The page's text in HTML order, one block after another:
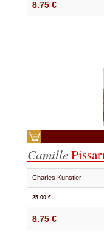
8.75 €
Camille
Charles Kunstler
25.00 €
8.75 €